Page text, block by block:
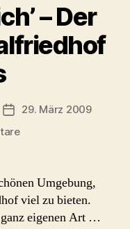
– Der
Beitragsdatum
29. März 2009
zu
Leich’
Der
Wiener
Umgebung,
viel zu bieten.
eigenen Art …